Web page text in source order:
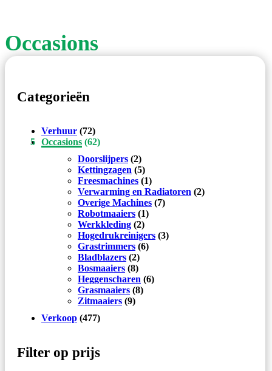
Occasions
Categorieën
Verhuur (72)
Occasions (62)
Doorslijpers (2)
Kettingzagen (5)
Freesmachines (1)
Verwarming en Radiatoren (2)
Overige Machines (7)
Robotmaaiers (1)
Werkkleding (2)
Hogedrukreinigers (3)
Grastrimmers (6)
Bladblazers (2)
Bosmaaiers (8)
Heggenscharen (6)
Grasmaaiers (8)
Zitmaaiers (9)
Verkoop (477)
Filter op prijs